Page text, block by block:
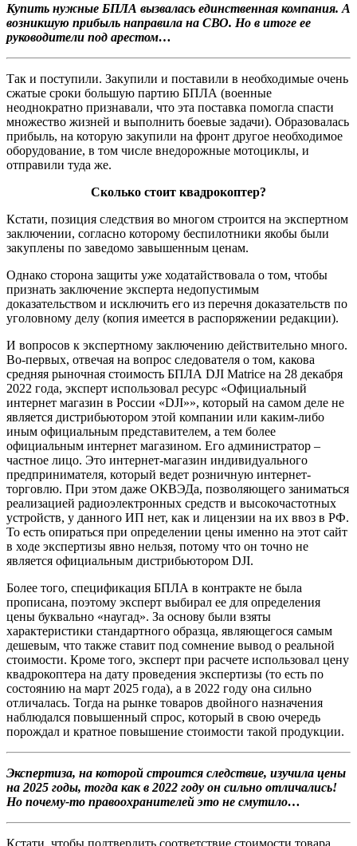
Купить нужные БПЛА вызвалась единственная компания. А
возникшую прибыль направила на СВО. Но в итоге ее
руководители под арестом…
Так и поступили. Закупили и поставили в необходимые очень
сжатые сроки большую партию БПЛА (военные
неоднократно признавали, что эта поставка помогла спасти
множество жизней и выполнить боевые задачи). Образовалась
прибыль, на которую закупили на фронт другое необходимое
оборудование, в том числе внедорожные мотоциклы, и
отправили туда же.
Сколько стоит квадрокоптер?
Кстати, позиция следствия во многом строится на экспертном
заключении, согласно которому беспилотники якобы были
закуплены по заведомо завышенным ценам.
Однако сторона защиты уже ходатайствовала о том, чтобы
признать заключение эксперта недопустимым
доказательством и исключить его из перечня доказательств по
уголовному делу (копия имеется в распоряжении редакции).
И вопросов к экспертному заключению действительно много.
Во-первых, отвечая на вопрос следователя о том, какова
средняя рыночная стоимость БПЛА DJI Matrice на 28 декабря
2022 года, эксперт использовал ресурс «Официальный
интернет магазин в России «DJI»», который на самом деле не
является дистрибьютором этой компании или каким-либо
иным официальным представителем, а тем более
официальным интернет магазином. Его администратор –
частное лицо. Это интернет-магазин индивидуального
предпринимателя, который ведет розничную интернет-
торговлю. При этом даже ОКВЭДа, позволяющего заниматься
реализацией радиоэлектронных средств и высокочастотных
устройств, у данного ИП нет, как и лицензии на их ввоз в РФ.
То есть опираться при определении цены именно на этот сайт
в ходе экспертизы явно нельзя, потому что он точно не
является официальным дистрибьютором DJI.
Более того, спецификация БПЛА в контракте не была
прописана, поэтому эксперт выбирал ее для определения
цены буквально «наугад». За основу были взяты
характеристики стандартного образца, являющегося самым
дешевым, что также ставит под сомнение вывод о реальной
стоимости. Кроме того, эксперт при расчете использовал цену
квадрокоптера на дату проведения экспертизы (то есть по
состоянию на март 2025 года), а в 2022 году она сильно
отличалась. Тогда на рынке товаров двойного назначения
наблюдался повышенный спрос, который в свою очередь
порождал и кратное повышение стоимости такой продукции.
Экспертиза, на которой строится следствие, изучила цены
на 2025 годы, тогда как в 2022 году он сильно отличались!
Но почему-то правоохранителей это не смутило…
Кстати, чтобы подтвердить соответствие стоимости товара